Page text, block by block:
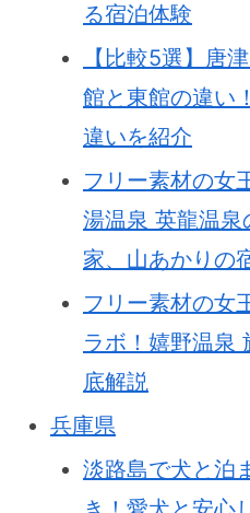
る宿泊体験
【比較5選】唐
館と東館の違い
違いを紹介
フリー素材の女
湯温泉 英龍温泉
家、山あかりの
フリー素材の女
ラボ！嬉野温泉
底解説
兵庫県
淡路島で犬と泊